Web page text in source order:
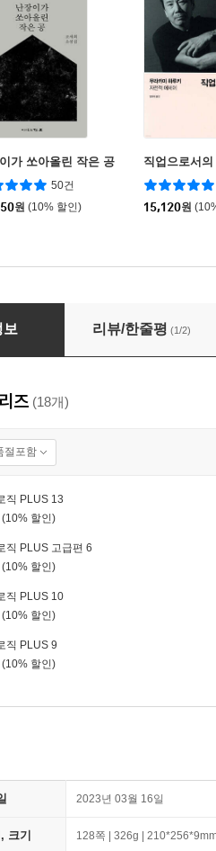
가 쏘아올린 작은 공
50건
원 (10% 할인)
직업으로서
15,120원
PLUS 7
보 리뷰/한줄평 (1/2)
즈 (18개)
절포함
직 PLUS 13
(10% 할인)
직 PLUS 고급편 6
(10% 할인)
직 PLUS 10
(10% 할인)
직 PLUS 9
(10% 할인)
2023년 03월 16일
크기 128쪽 | 326g |